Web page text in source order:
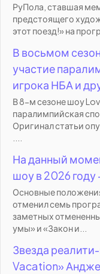
РуПола, ставшая
предстоящего
этот поезд!» на
В восьмом
участие
игрока НБА и
В 8-м сезоне шоу
паралимпийская
Оригинал статьи
На данный
шоу в 2026
Основные
отменил семь
заметных
умы» и «Закон и...
Звезда
Vacation»